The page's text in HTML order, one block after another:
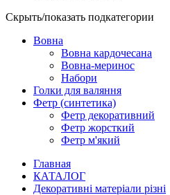
Скрыть/показать подкатегории
Вовна
Вовна кардочесана
Вовна-меринос
Набори
Голки для валяння
Фетр (синтетика)
Фетр декоративний
Фетр жорсткий
Фетр м'який
Главная
КАТАЛОГ
Декоративні матеріали різні